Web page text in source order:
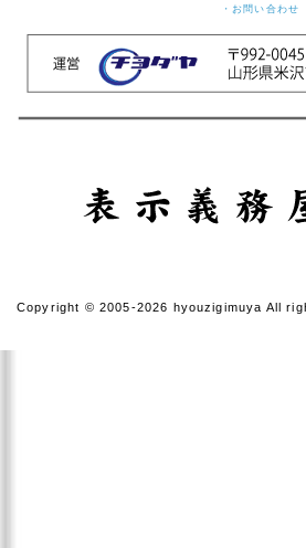
・お問い合わせ
Copyright © 2005-2026 hyouzigimuya All